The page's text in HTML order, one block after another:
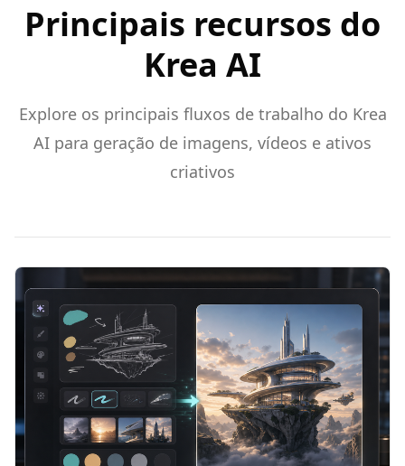
Principais recursos do
Krea AI
Explore os principais fluxos de trabalho do Krea
AI para geração de imagens, vídeos e ativos
criativos